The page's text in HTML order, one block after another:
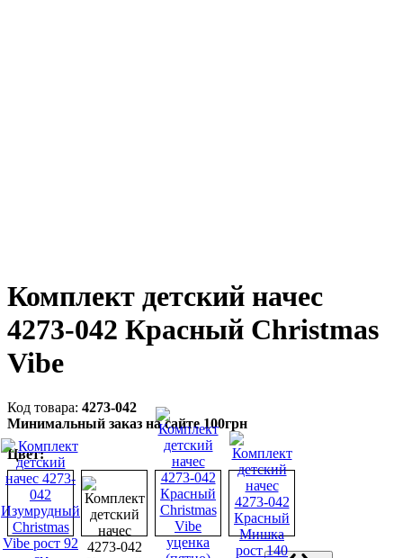
Комплект детский начес
4273-042 Красный Christmas
Vibe
4273-042
Минимальный заказ на сайте 100грн
Цвет: